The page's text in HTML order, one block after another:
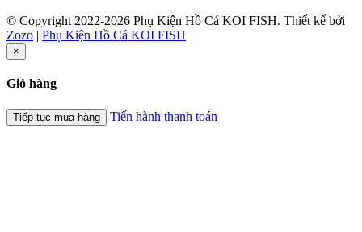
© Copyright 2022-2026 Phụ Kiện Hồ Cá KOI FISH. Thiết kế bởi
Zozo | Phụ Kiện Hồ Cá KOI FISH
×
Giỏ hàng
Tiếp tục mua hàng Tiến hành thanh toán